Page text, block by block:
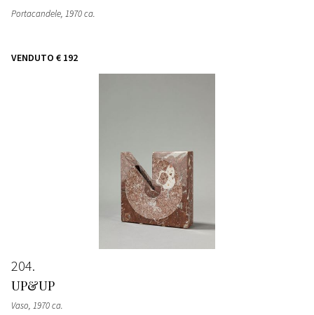
Portacandele, 1970 ca.
VENDUTO € 192
204
UP&UP
Vaso, 1970 ca.